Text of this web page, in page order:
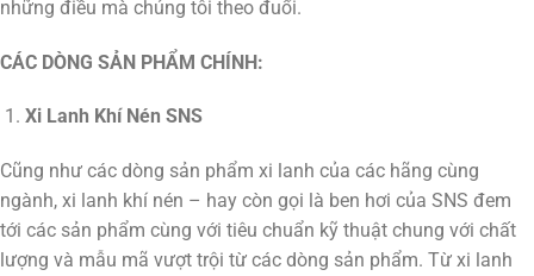
những điều mà chúng tôi theo đuổi.
CÁC DÒNG SẢN PHẨM CHÍNH:
Xi Lanh Khí Nén SNS
Cũng như các dòng sản phẩm xi lanh của các hãng cùng
ngành, xi lanh khí nén – hay còn gọi là ben hơi của SNS đem
tới các sản phẩm cùng với tiêu chuẩn kỹ thuật chung với chất
lượng và mẫu mã vượt trội từ các dòng sản phẩm. Từ xi lanh